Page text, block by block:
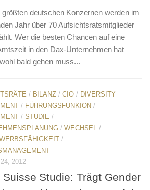
größten deutschen Konzernen werden im
Jahr über 70 Aufsichtsratsmitglieder
Wer die besten Chancen auf eine
in den Dax-Unternehmen hat –
bald gehen muss...
/ BILANZ / CIO / DIVERSITY
/ FÜHRUNGSFUNKION /
/ STUDIE /
/ WECHSEL /
/
2012
Suisse Studie: Trägt Gender